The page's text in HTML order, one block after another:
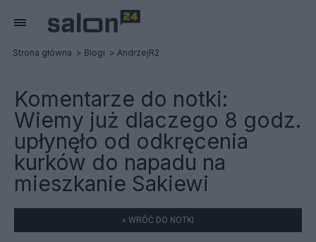
Strona główna Blogi AndrzejR2
Komentarze do notki:
Wiemy już dlaczego 8 godz.
upłynęło od odkręcenia
kurków do napadu na
mieszkanie Sakiewi
« WRÓĆ DO NOTKI